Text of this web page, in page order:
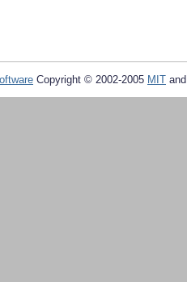
Copyright © 2002-2005 MIT